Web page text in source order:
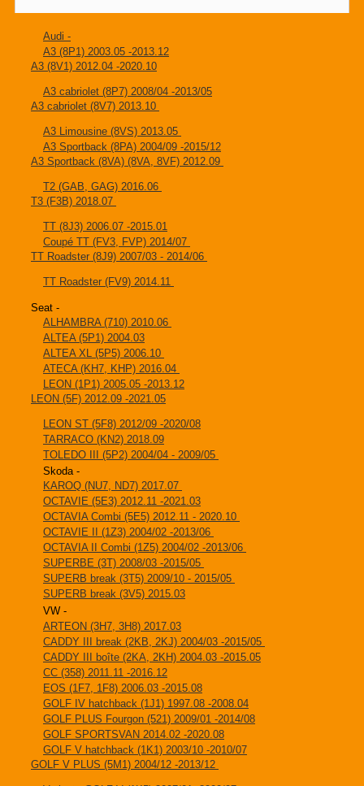
Audi -
A3 (8P1) 2003.05 -2013.12
A3 (8V1) 2012.04 -2020.10
A3 cabriolet (8P7) 2008/04 -2013/05
A3 cabriolet (8V7) 2013.10
A3 Limousine (8VS) 2013.05
A3 Sportback (8PA) 2004/09 -2015/12
A3 Sportback (8VA) (8VA, 8VF) 2012.09
T2 (GAB, GAG) 2016.06
T3 (F3B) 2018.07
TT (8J3) 2006.07 -2015.01
Coupé TT (FV3, FVP) 2014/07
TT Roadster (8J9) 2007/03 - 2014/06
TT Roadster (FV9) 2014.11
Seat -
ALHAMBRA (710) 2010.06
ALTEA (5P1) 2004.03
ALTEA XL (5P5) 2006.10
ATECA (KH7, KHP) 2016.04
LEON (1P1) 2005.05 -2013.12
LEON (5F) 2012.09 -2021.05
LEON ST (5F8) 2012/09 -2020/08
TARRACO (KN2) 2018.09
TOLEDO III (5P2) 2004/04 - 2009/05
Skoda -
KAROQ (NU7, ND7) 2017.07
OCTAVIE (5E3) 2012.11 -2021.03
OCTAVIA Combi (5E5) 2012.11 - 2020.10
OCTAVIE II (1Z3) 2004/02 -2013/06
OCTAVIA II Combi (1Z5) 2004/02 -2013/06
SUPERBE (3T) 2008/03 -2015/05
SUPERB break (3T5) 2009/10 - 2015/05
SUPERB break (3V5) 2015.03
VW -
ARTEON (3H7, 3H8) 2017.03
CADDY III break (2KB, 2KJ) 2004/03 -2015/05
CADDY III boîte (2KA, 2KH) 2004.03 -2015.05
CC (358) 2011.11 -2016.12
EOS (1F7, 1F8) 2006.03 -2015.08
GOLF IV hatchback (1J1) 1997.08 -2008.04
GOLF PLUS Fourgon (521) 2009/01 -2014/08
GOLF SPORTSVAN 2014.02 -2020.08
GOLF V hatchback (1K1) 2003/10 -2010/07
GOLF V PLUS (5M1) 2004/12 -2013/12